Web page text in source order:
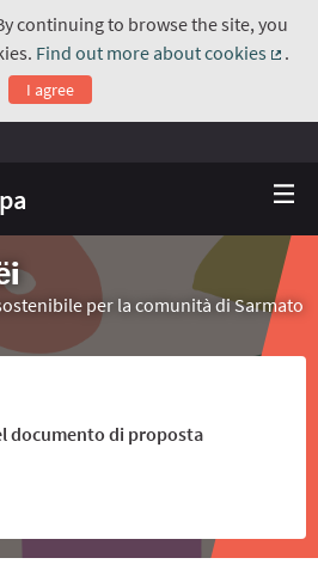
continuing to browse the site, you
Find out more about cookies
.
I agree
per la comunità di Sarmato
documento di proposta